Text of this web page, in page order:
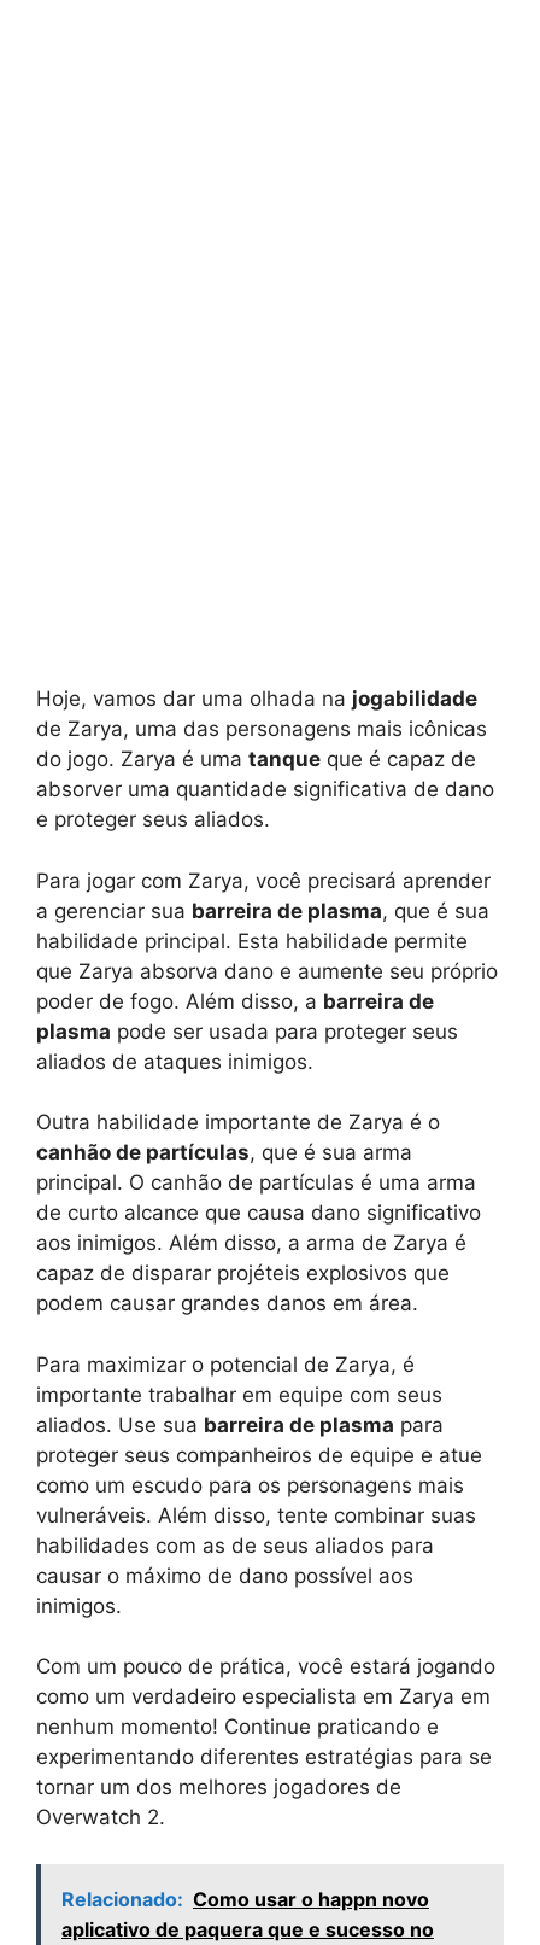
Hoje, vamos dar uma olhada na jogabilidade
de Zarya, uma das personagens mais icônicas
do jogo. Zarya é uma tanque que é capaz de
absorver uma quantidade significativa de dano
e proteger seus aliados.
Para jogar com Zarya, você precisará aprender
a gerenciar sua barreira de plasma, que é sua
habilidade principal. Esta habilidade permite
que Zarya absorva dano e aumente seu próprio
poder de fogo. Além disso, a barreira de
plasma pode ser usada para proteger seus
aliados de ataques inimigos.
Outra habilidade importante de Zarya é o
canhão de partículas, que é sua arma
principal. O canhão de partículas é uma arma
de curto alcance que causa dano significativo
aos inimigos. Além disso, a arma de Zarya é
capaz de disparar projéteis explosivos que
podem causar grandes danos em área.
Para maximizar o potencial de Zarya, é
importante trabalhar em equipe com seus
aliados. Use sua barreira de plasma para
proteger seus companheiros de equipe e atue
como um escudo para os personagens mais
vulneráveis. Além disso, tente combinar suas
habilidades com as de seus aliados para
causar o máximo de dano possível aos
inimigos.
Com um pouco de prática, você estará jogando
como um verdadeiro especialista em Zarya em
nenhum momento! Continue praticando e
experimentando diferentes estratégias para se
tornar um dos melhores jogadores de
Overwatch 2.
Relacionado: Como usar o happn novo
aplicativo de paquera que e sucesso no